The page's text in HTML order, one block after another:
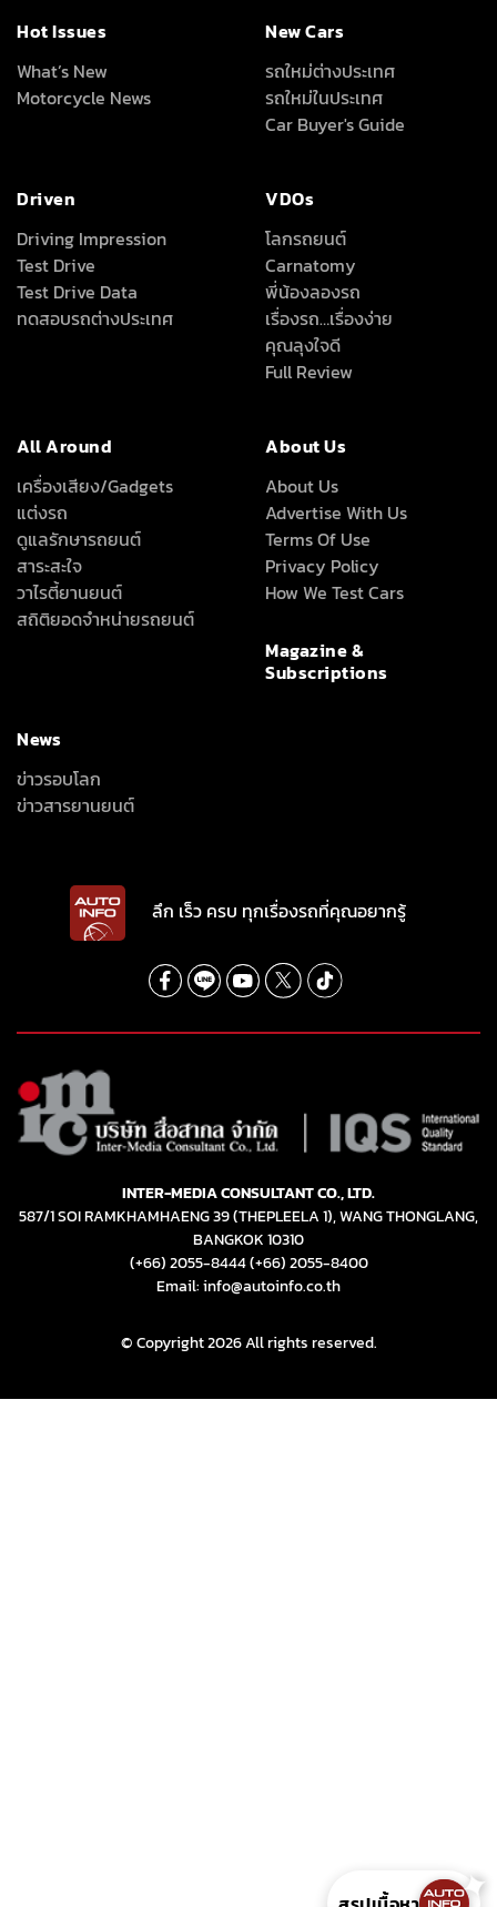
✦
Hot Issues
What’s New
Motorcycle News
New Cars
รถใหม่ต่างประเทศ
รถใหม่ในประเทศ
Car Buyer's Guide
Driven
Driving Impression
Test Drive
Test Drive Data
ทดสอบรถต่างประเทศ
VDOs
โลกรถยนต์
Carnatomy
พี่น้องลองรถ
เรื่องรถ…เรื่องง่าย
คุณลุงใจดี
Full Review
All Around
เครื่องเสียง/Gadgets
แต่งรถ
ดูแลรักษารถยนต์
สาระสะใจ
วาไรตี้ยานยนต์
สถิติยอดจำหน่ายรถยนต์
About Us
About Us
Advertise With Us
Terms Of Use
Privacy Policy
How We Test Cars
Magazine &
Subscriptions
News
ข่าวรอบโลก
ข่าวสารยานยนต์
ลึก เร็ว ครบ ทุกเรื่องรถที่คุณอยากรู้
INTER-MEDIA CONSULTANT CO., LTD.
587/1 SOI RAMKHAMHAENG 39 (THEPLEELA 1), WANG THONGLANG,
BANGKOK 10310
(+66) 2055-8444(+66) 2055-8400
Email: info@autoinfo.co.th
© Copyright 2026 All rights reserved.